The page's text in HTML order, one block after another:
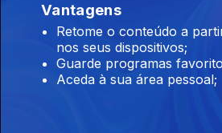
Hugo Soares, líder
entrevistado de Maria Flor
09 dez. 2017
Vantagens
Retome o conteúdo a
nos seus dispositivos;
Guarde programas
Aceda à sua área pessoal;